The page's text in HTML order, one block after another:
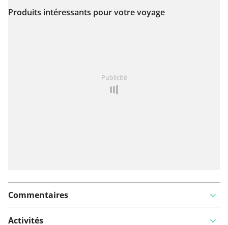
Voir sur la carte
Produits intéressants pour votre voyage
Publicité
Commentaires
Activités